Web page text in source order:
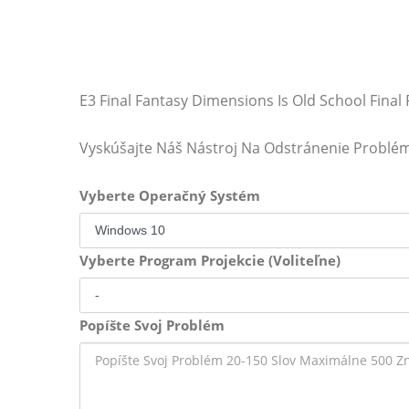
E3 Final Fantasy Dimensions Is Old School Final
Vyskúšajte Náš Nástroj Na Odstránenie
Vyberte Operačný Systém
Vyberte Program Projekcie (Voliteľne)
Popíšte Svoj Problém